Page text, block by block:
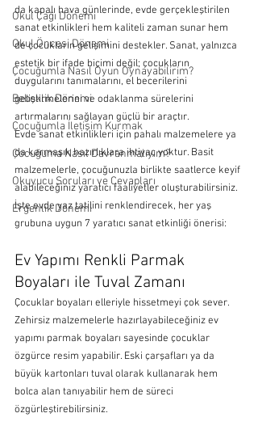
Okul Çağı Dönemi
Okul Öncesi Dönemi
Çocuğumla Nasıl Oyun Oynayabilirim?
Bebeklik Dönemi
Çocuğumla İletişim Kurmak
Çocuğuma Nasıl Davranmalıyım?
Okuyucu Soruları ve Cevapları
Ergenlik Dönemi
da kapalı hava günlerinde, evde gerçekleştirilen
sanat etkinlikleri hem kaliteli zaman sunar hem
de çocukların gelişimini destekler. Sanat, yalnızca
estetik bir ifade biçimi değil; çocukların
duygularını tanımalarını, el becerilerini
geliştirmelerini ve odaklanma sürelerini
artırmalarını sağlayan güçlü bir araçtır.
Evde sanat etkinlikleri için pahalı malzemelere ya
da karmaşık hazırlıklara ihtiyaç yoktur. Basit
malzemelerle, çocuğunuzla birlikte saatlerce keyif
alabileceğiniz yaratıcı faaliyetler oluşturabilirsiniz.
İşte evde yaz tatilini renklendirecek, her yaş
grubuna uygun 7 yaratıcı sanat etkinliği önerisi:
Ev Yapımı Renkli Parmak
Boyaları ile Tuval Zamanı
Çocuklar boyaları elleriyle hissetmeyi çok sever.
Zehirsiz malzemelerle hazırlayabileceğiniz ev
yapımı parmak boyaları sayesinde çocuklar
özgürce resim yapabilir. Eski çarşafları ya da
büyük kartonları tuval olarak kullanarak hem
bolca alan tanıyabilir hem de süreci
özgürleştirebilirsiniz.